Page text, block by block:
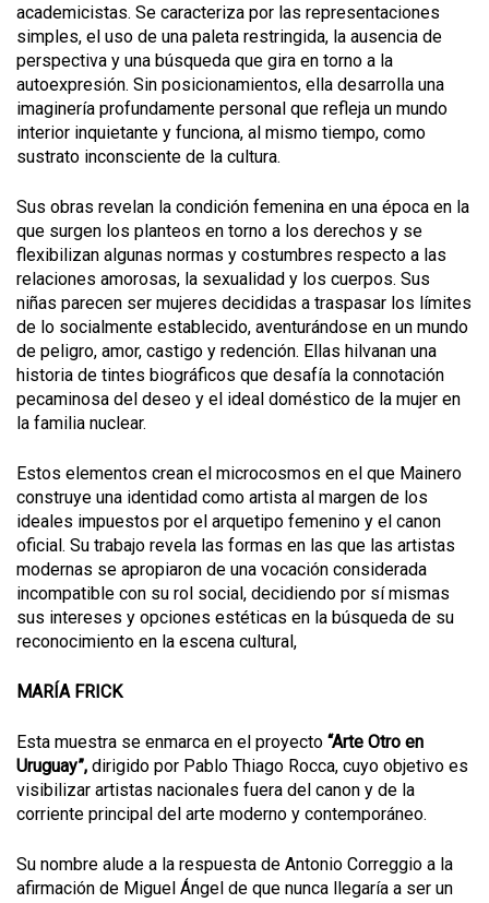
academicistas. Se caracteriza por las representaciones
simples, el uso de una paleta restringida, la ausencia de
perspectiva y una búsqueda que gira en torno a la
autoexpresión. Sin posicionamientos, ella desarrolla una
imaginería profundamente personal que refleja un mundo
interior inquietante y funciona, al mismo tiempo, como
sustrato inconsciente de la cultura.
Sus obras revelan la condición femenina en una época en la
que surgen los planteos en torno a los derechos y se
flexibilizan algunas normas y costumbres respecto a las
relaciones amorosas, la sexualidad y los cuerpos. Sus
niñas parecen ser mujeres decididas a traspasar los límites
de lo socialmente establecido, aventurándose en un mundo
de peligro, amor, castigo y redención. Ellas hilvanan una
historia de tintes biográficos que desafía la connotación
pecaminosa del deseo y el ideal doméstico de la mujer en
la familia nuclear.
Estos elementos crean el microcosmos en el que Mainero
construye una identidad como artista al margen de los
ideales impuestos por el arquetipo femenino y el canon
oficial. Su trabajo revela las formas en las que las artistas
modernas se apropiaron de una vocación considerada
incompatible con su rol social, decidiendo por sí mismas
sus intereses y opciones estéticas en la búsqueda de su
reconocimiento en la escena cultural,
MARÍA FRICK
Esta muestra se enmarca en el proyecto “Arte Otro en
Uruguay”, dirigido por Pablo Thiago Rocca, cuyo objetivo es
visibilizar artistas nacionales fuera del canon y de la
corriente principal del arte moderno y contemporáneo.
Su nombre alude a la respuesta de Antonio Correggio a la
afirmación de Miguel Ángel de que nunca llegaría a ser un